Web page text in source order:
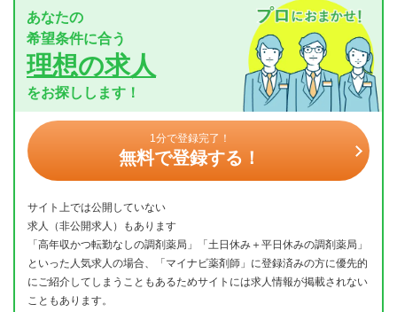
あなたの
希望条件に合う
理想の求人
をお探しします！
1分で登録完了！
無料で登録する！
サイト上では公開していない
求人（非公開求人）もあります
「高年収かつ転勤なしの調剤薬局」「土日休み＋平日休みの調剤薬局」
といった人気求人の場合、「マイナビ薬剤師」に登録済みの方に優先的
にご紹介してしまうこともあるためサイトには求人情報が掲載されない
こともあります。